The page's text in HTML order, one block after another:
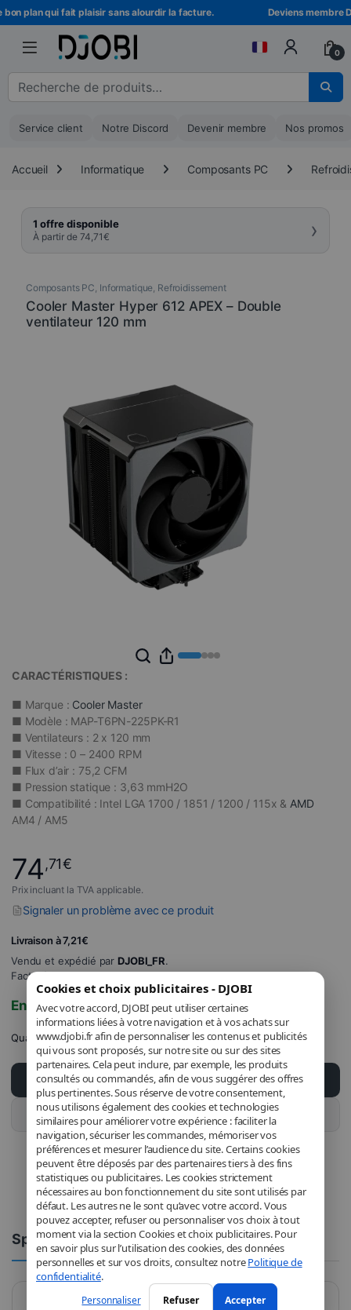
Cookies et choix publicitaires - DJOBI
Avec votre accord, DJOBI peut utiliser certaines
informations liées à votre navigation et à vos achats sur
www.djobi.fr afin de personnaliser les contenus et publicités
qui vous sont proposés, sur notre site ou sur des sites
partenaires. Cela peut inclure, par exemple, les produits
consultés ou commandés, afin de vous suggérer des offres
plus pertinentes. Sous réserve de votre consentement,
nous utilisons également des cookies et technologies
similaires pour améliorer votre expérience : faciliter la
navigation, sécuriser les commandes, mémoriser vos
préférences et mesurer l’audience du site. Certains cookies
peuvent être déposés par des partenaires tiers à des fins
statistiques ou publicitaires. Les cookies strictement
nécessaires au bon fonctionnement du site sont utilisés par
défaut. Les autres ne le sont qu’avec votre accord. Vous
pouvez accepter, refuser ou personnaliser vos choix à tout
moment via la section Cookies et choix publicitaires. Pour
en savoir plus sur l’utilisation des cookies, des données
personnelles et sur vos droits, consultez notrePolitique de
confidentialité.
Personnaliser Refuser Accepter
Skip to navigation
Skip to content
plan qui fait plaisir sans alourdir la facture. Deviens membre
0
Recherche pour :
Service client Notre Discord Devenir membre Nos promos
Accueil Informatique Composants PC
1 offre disponible
À partir de 74,71€ ›
Composants PC, Informatique, Refroidissement
Cooler Master Hyper 612 APEX – Double
ventilateur 120 mm
CARACTÉRISTIQUES :
■ Marque : Cooler Master
■ Modèle : MAP-T6PN-225PK-R1
■ Ventilateurs : 2 x 120 mm
■ Vitesse : 0 – 2400 RPM
■ Flux d’air : 75,2 CFM
■ Pression statique : 3,63 mmH2O
■ Compatibilité : Intel LGA 1700 / 1851 / 1200 / 115x & AMD
AM4 / AM5
74,71€
Prix incluant la TVA applicable.
Signaler un problème avec ce produit
Livraison à 7,21€
Vendu et expédié parDJOBI_FR.
Facturé par DJOBI.
En stock
Quantité
Ajouter au panier
Acheter ce produit
Spécifications Commentaires